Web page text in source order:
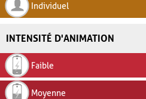
Individuel
INTENSITÉ D'ANIMATION
Faible
Moyenne